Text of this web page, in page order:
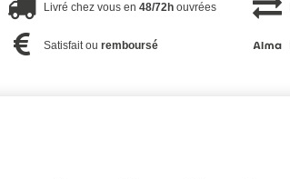
Livré chez vous en48/72h ouvrées
Satisfait ouremboursé